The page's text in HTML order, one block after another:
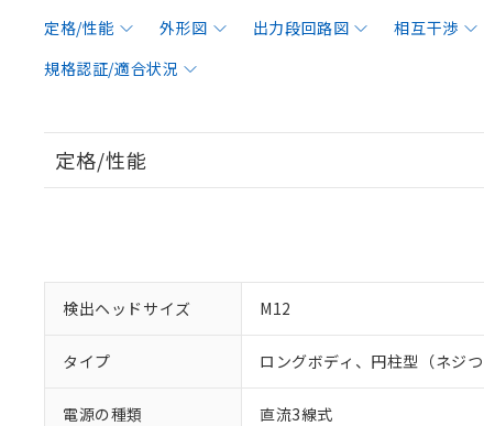
定格/性能 外形図 出力段回路図 相互干渉
規格認証/適合状況
定格/性能
検出ヘッドサイズ M12
タイプ ロングボディ、円柱型（ネジ
電源の種類 直流3線式